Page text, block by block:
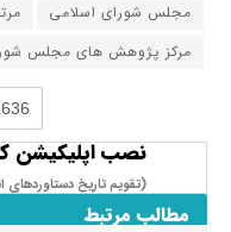
مجلس شورای اسلامی
مرکز پژوهش های مجلس
نصب اپلیکیشن
(تقویم تاریخ دستاوردهای
مطالب مرتبط